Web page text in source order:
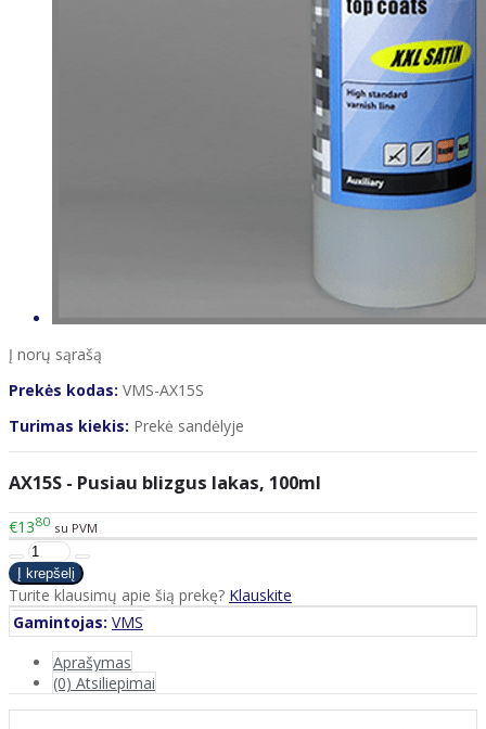
Į norų sąrašą
Prekės kodas: VMS-AX15S
Turimas kiekis: Prekė sandėlyje
AX15S - Pusiau blizgus lakas, 100ml
€1380 su PVM
Turite klausimų apie šią prekę? Klauskite
Gamintojas: VMS
Aprašymas
(0) Atsiliepimai